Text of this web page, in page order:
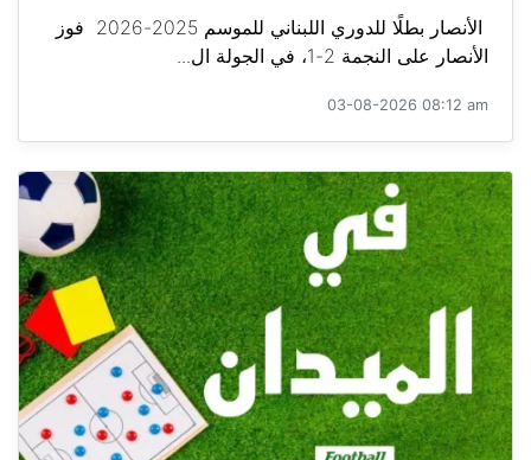
الأنصار بطلًا للدوري اللبناني للموسم 2025-2026 فوز
الأنصار على النجمة 2-1، في الجولة ال...
03-08-2026 08:12 am